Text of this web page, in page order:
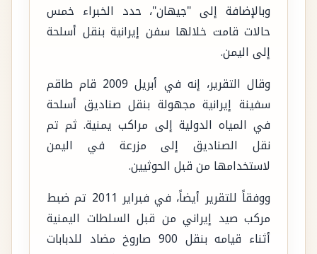
وبالإضافة إلى "جيهان"، حدد الخبراء خمس
حالات قامت خلالها سفن إيرانية بنقل أسلحة
إلى اليمن.
وقال التقرير، إنه في أبريل 2009 قام طاقم
سفينة إيرانية مجهولة بنقل صناديق أسلحة
في المياه الدولية إلى مراكب يمنية. ثم تم
نقل الصناديق إلى مزرعة في اليمن
لاستخدامها من قبل الحوثيين.
ووفقاً للتقرير أيضاً، في فبراير 2011 تم ضبط
مركب صيد إيراني من قبل السلطات اليمنية
أثناء قيامه بنقل 900 صاروخ مضاد للدبابات